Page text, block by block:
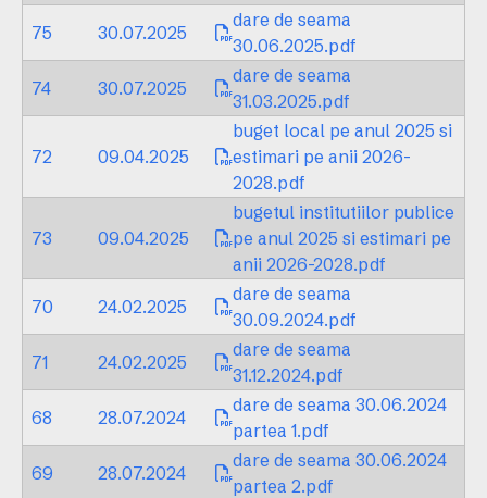
75
30.07.2025
dare de seama
30.06.2025.pdf
74
30.07.2025
dare de seama
31.03.2025.pdf
72 09.04.2025
buget local pe anul 2025 si
estimari pe anii 2026-
2028.pdf
73 09.04.2025
bugetul institutiilor publice
pe anul 2025 si estimari pe
anii 2026-2028.pdf
70
24.02.2025
dare de seama
30.09.2024.pdf
71
24.02.2025
dare de seama
31.12.2024.pdf
68
28.07.2024
dare de seama 30.06.2024
partea 1.pdf
69
28.07.2024
dare de seama 30.06.2024
partea 2.pdf